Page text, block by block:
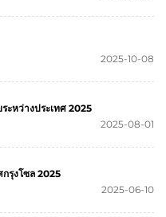
2025-10-08
ะหว่างประเทศ 2025
2025-08-01
รุงโซล 2025
2025-06-10